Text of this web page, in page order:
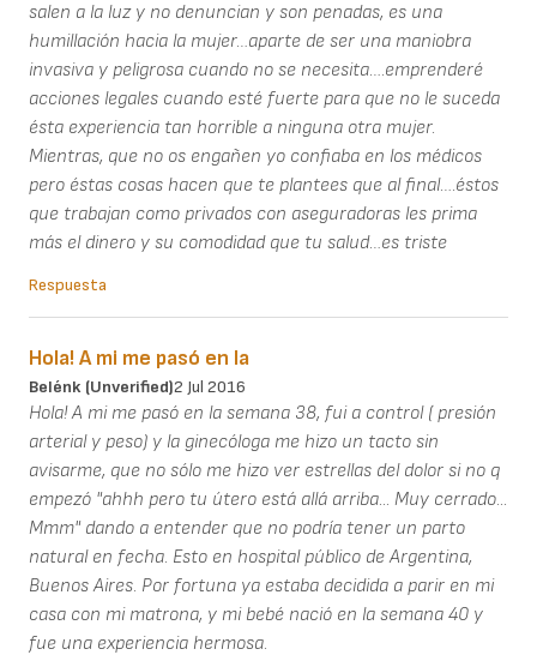
salen a la luz y no denuncian y son penadas, es una
humillación hacia la mujer…aparte de ser una maniobra
invasiva y peligrosa cuando no se necesita….emprenderé
acciones legales cuando esté fuerte para que no le suceda
ésta experiencia tan horrible a ninguna otra mujer.
Mientras, que no os engañen yo confiaba en los médicos
pero éstas cosas hacen que te plantees que al final….éstos
que trabajan como privados con aseguradoras les prima
más el dinero y su comodidad que tu salud…es triste
Respuesta
Hola! A mi me pasó en la
Belénk (unverified)2 Jul 2016
Hola! A mi me pasó en la semana 38, fui a control ( presión
arterial y peso) y la ginecóloga me hizo un tacto sin
avisarme, que no sólo me hizo ver estrellas del dolor si no q
empezó "ahhh pero tu útero está allá arriba... Muy cerrado...
Mmm" dando a entender que no podría tener un parto
natural en fecha. Esto en hospital público de Argentina,
Buenos Aires. Por fortuna ya estaba decidida a parir en mi
casa con mi matrona, y mi bebé nació en la semana 40 y
fue una experiencia hermosa.